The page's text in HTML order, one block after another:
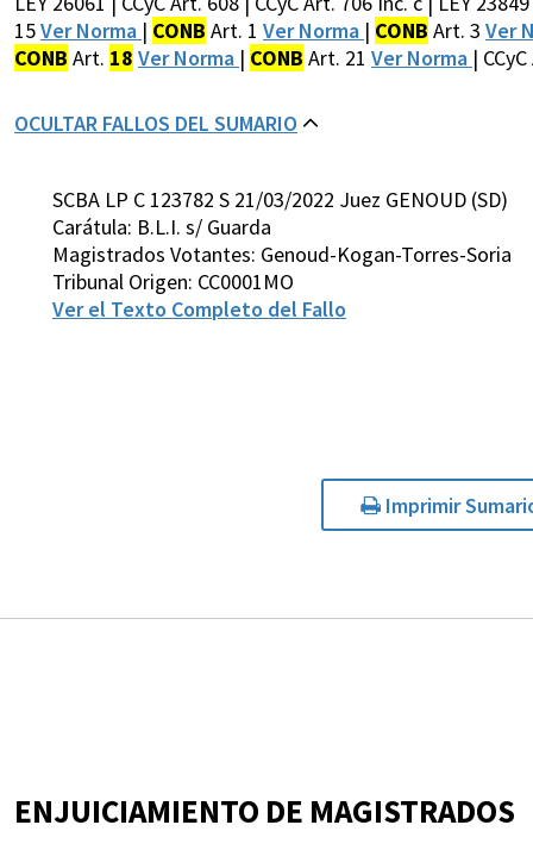
15Ver Norma | CONB Art. 1 Ver Norma | CONB Art. 3 Ver
CONB Art. 18 Ver Norma | CONB Art. 21 Ver Norma |
OCULTAR FALLOS DEL SUMARIO
SCBA LP C 123782 S 21/03/2022 Juez GENOUD (SD)
Carátula: B.L.I. s/ Guarda
Magistrados Votantes: Genoud-Kogan-Torres-Soria
Tribunal Origen: CC0001MO
Ver el Texto Completo del Fallo
Imprimir
ENJUICIAMIENTO DE MAGISTRADOS